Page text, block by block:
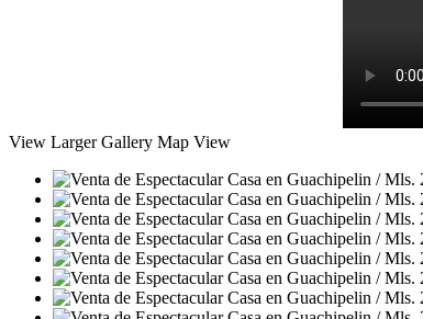
View Larger Gallery Map View